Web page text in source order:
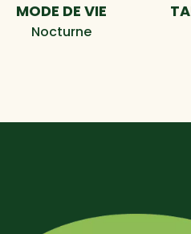
MODE DE VIE
Nocturne